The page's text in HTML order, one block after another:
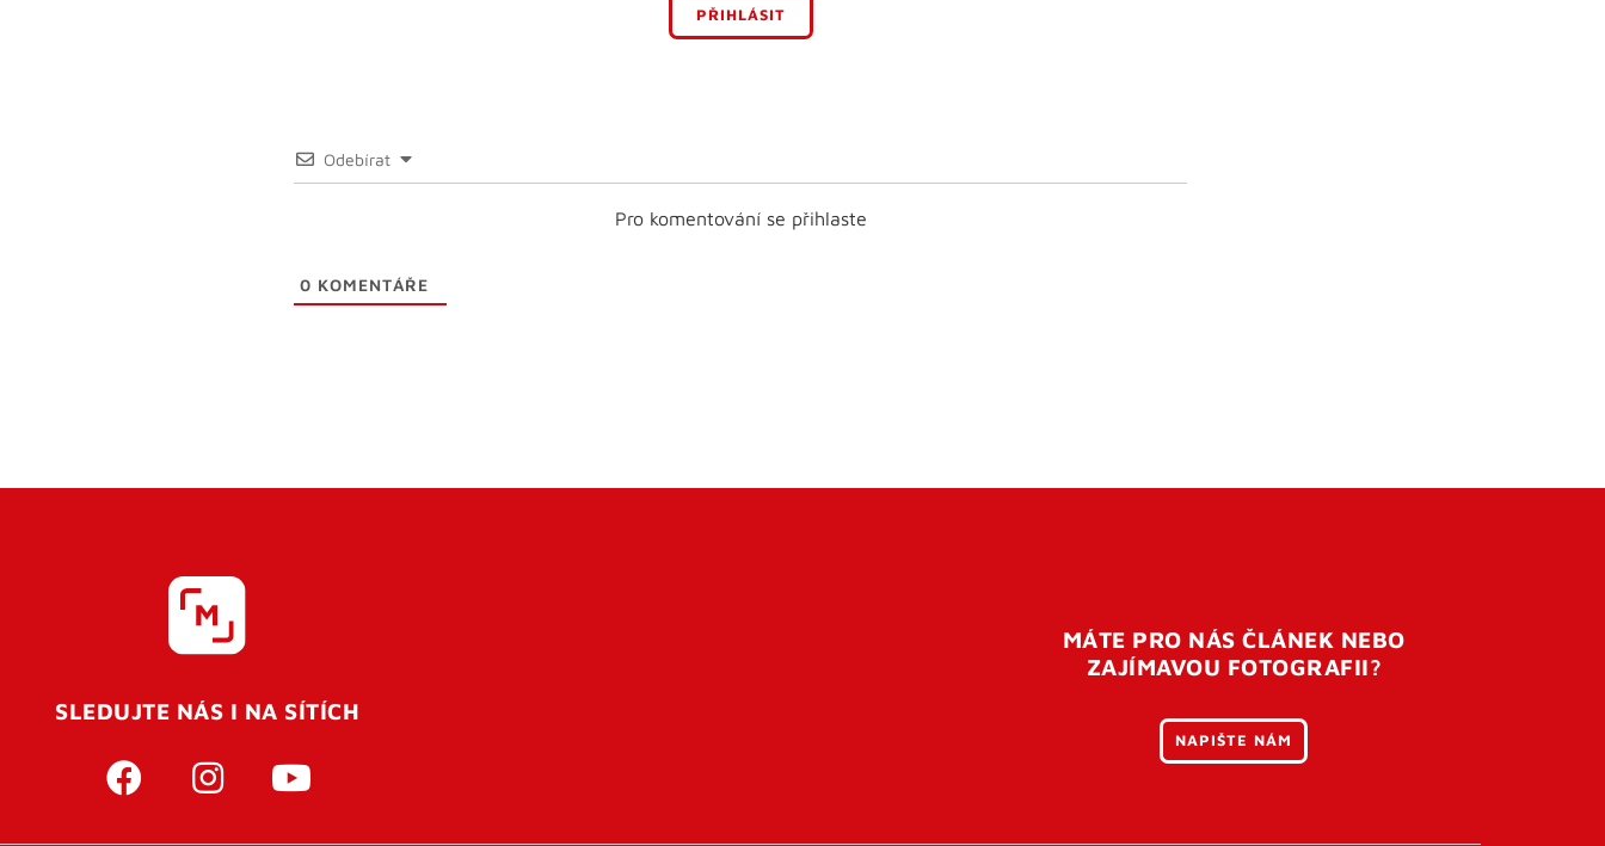
PŘIHLÁSIT
Odebírat
Pro komentování se přihlaste
0 KOMENTÁŘE
SLEDUJTE NÁS I NA SÍTÍCH
MÁTE PRO NÁS ČLÁNEK NEBO
ZAJÍMAVOU FOTOGRAFII?
NAPIŠTE NÁM